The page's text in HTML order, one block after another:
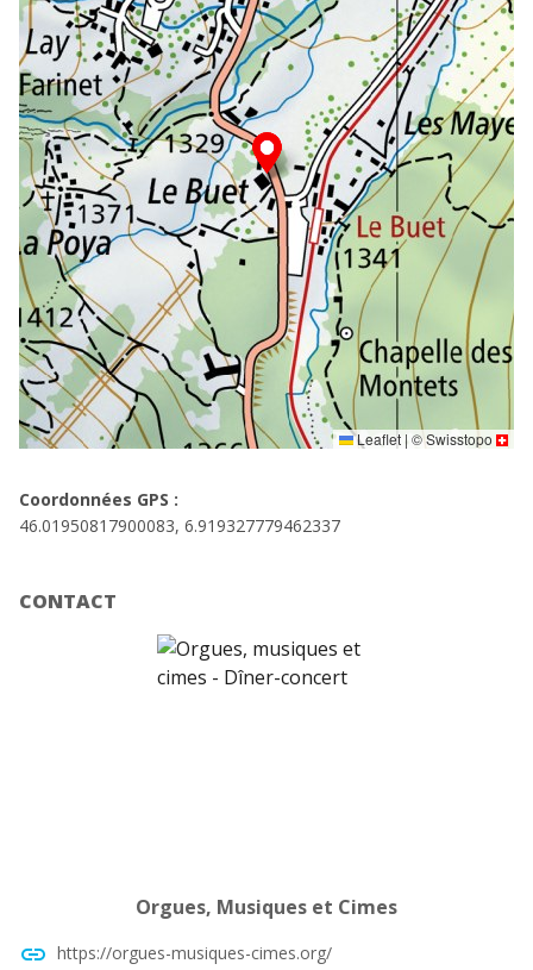
Leaflet |©Swisstopo
Coordonnées GPS :
46.01950817900083, 6.919327779462337
CONTACT
Orgues, Musiques et Cimes
link https://orgues-musiques-cimes.org/